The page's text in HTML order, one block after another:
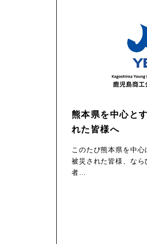
熊本県を中心と
れた皆様へ
このたび熊本県を中心
被災された皆様、な
者…